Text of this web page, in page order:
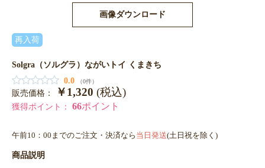
画像ダウンロード
再入荷
Solgra（ソルグラ）ながいトイ くまきち
0.0
（0件）
販売価格： ￥1,320 (税込)
獲得ポイント： 66ポイント
午前10：00までのご注文・決済なら 当日発送(土日祝を除く)
商品説明